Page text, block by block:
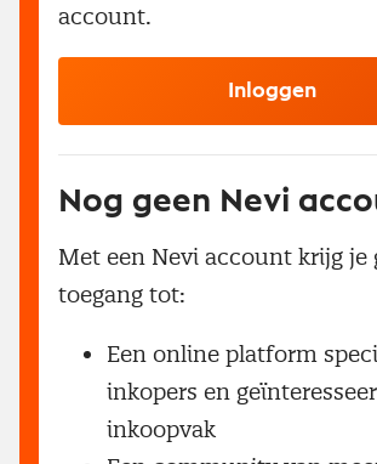
account.
Inloggen
Nog geen Nevi
Met een Nevi account krijg je
toegang tot:
Een online platform
inkopers en
inkoopvak